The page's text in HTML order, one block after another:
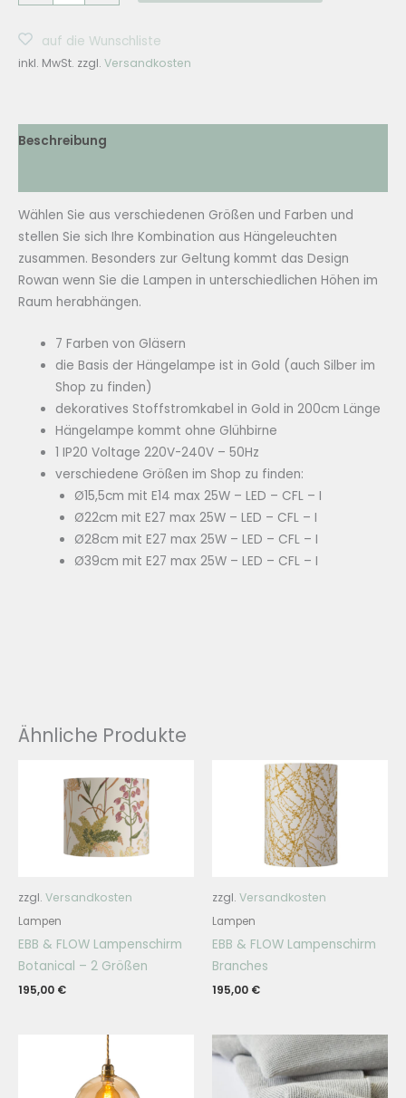
&
Hängelampe
Ø28cm
-
auf die Wunschliste
inkl. MwSt. zzgl. Versandkosten
Beschreibung
Wählen Sie aus verschiedenen Größen und Farben und
stellen Sie sich Ihre Kombination aus Hängeleuchten
zusammen. Besonders zur Geltung kommt das Design
Rowan wenn Sie die Lampen in unterschiedlichen Höhen im
Raum herabhängen.
7 Farben von Gläsern
die Basis der Hängelampe ist in Gold (auch Silber im
Shop zu finden)
dekoratives Stoffstromkabel in Gold in 200cm Länge
Hängelampe kommt ohne Glühbirne
1 IP20 Voltage 220V-240V – 50Hz
verschiedene Größen im Shop zu finden:
Ø15,5cm mit E14 max 25W – LED – CFL – I
Ø22cm mit E27 max 25W – LED – CFL – I
Ø28cm mit E27 max 25W – LED – CFL – I
Ø39cm mit E27 max 25W – LED – CFL – I
Ähnliche Produkte
zzgl. Versandkosten
Lampen
EBB & FLOW Lampenschirm
Botanical – 2 Größen
195,00 €
zzgl. Versandkosten
Lampen
EBB & FLOW Lampenschirm
Branches
195,00 €